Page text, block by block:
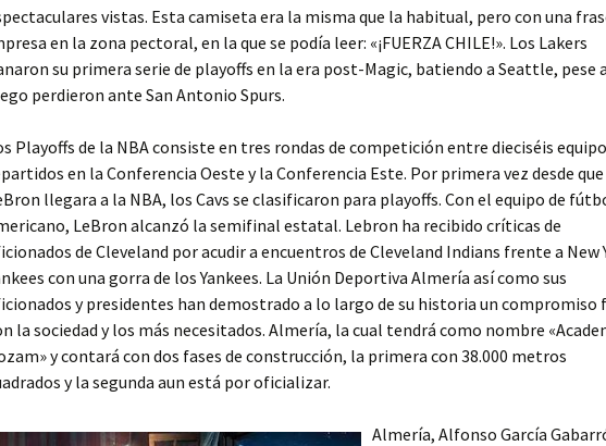
vistas. Esta camiseta era la misma que la habitual, pero con una
en la zona pectoral, en la que se podía leer: «¡FUERZA CHILE!». Los Lakers
su primera serie de playoffs en la era post-Magic, batiendo a Seattle, pese
perdieron ante San Antonio Spurs.
Playoffs de la NBA consiste en tres rondas de competición entre dieciséis
en la Conferencia Oeste y la Conferencia Este. Por primera vez desde que
llegara a la NBA, los Cavs se clasificaron para playoffs. Con el equipo de
LeBron alcanzó la semifinal estatal. Lebron ha recibido críticas de
de Cleveland por acudir a encuentros de Cleveland Indians frente a New
con una gorra de los Yankees. La Unión Deportiva Almería así como sus
y presidentes han demostrado a lo largo de su historia un compromiso
la sociedad y los más necesitados. Almería, la cual tendrá como nombre
y contará con dos fases de construcción, la primera con 38.000 metros
y la segunda aun está por oficializar.
Almería, Alfonso García